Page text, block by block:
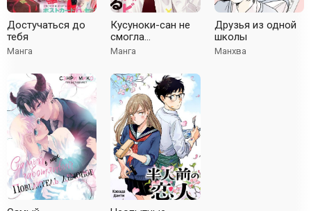
Достучаться до
тебя
Манга
Кусуноки-сан не
смогла
измениться к
Манга
Друзья из одной
школы
Манхва